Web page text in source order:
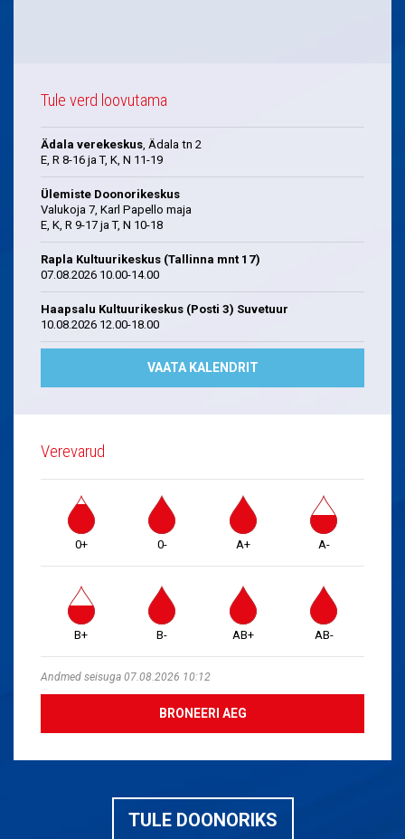
Tule verd loovutama
Ädala verekeskus, Ädala tn 2
E, R 8-16 ja T, K, N 11-19
Ülemiste Doonorikeskus
Valukoja 7, Karl Papello maja
E, K, R 9-17 ja T, N 10-18
Rapla Kultuurikeskus (Tallinna mnt 17)
07.08.2026 10.00-14.00
Haapsalu Kultuurikeskus (Posti 3) Suvetuur
10.08.2026 12.00-18.00
VAATA KALENDRIT
Verevarud
0+ 0- A+ A-
B+ B- AB+ AB-
Andmed seisuga 07.08.2026 10:12
BRONEERI AEG
TULE DOONORIKS